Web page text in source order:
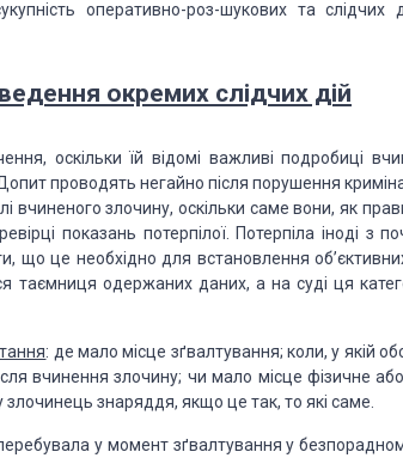
оперативно-роз-шукових та
окремих слідчих дій
оскільки їй відомі важливі подробиці
проводять негайно після порушення
вчиненого злочину, оскільки саме вони, як
показань потерпілої. Потерпіла іноді з
що це необхідно для встановлення
таємниця одержаних даних, а на суді ця
: де мало місце зґвалтування; коли, у якій
вчинення злочину; чи мало місце фізичне
знаряддя, якщо це так, то які саме.
у момент зґвалтування у